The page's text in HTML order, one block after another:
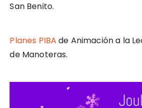
San Benito.
Planes PIBA de Animación a la
de Manoteras.